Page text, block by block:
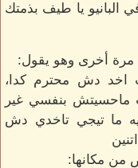
البانيو يا طيف بذمتك
مرة أخرى وهو يقول:
اخد دش محترم كدا،
ماحسيتش بنفسي غير
ما تيجي تاخدي دش
مكانها: